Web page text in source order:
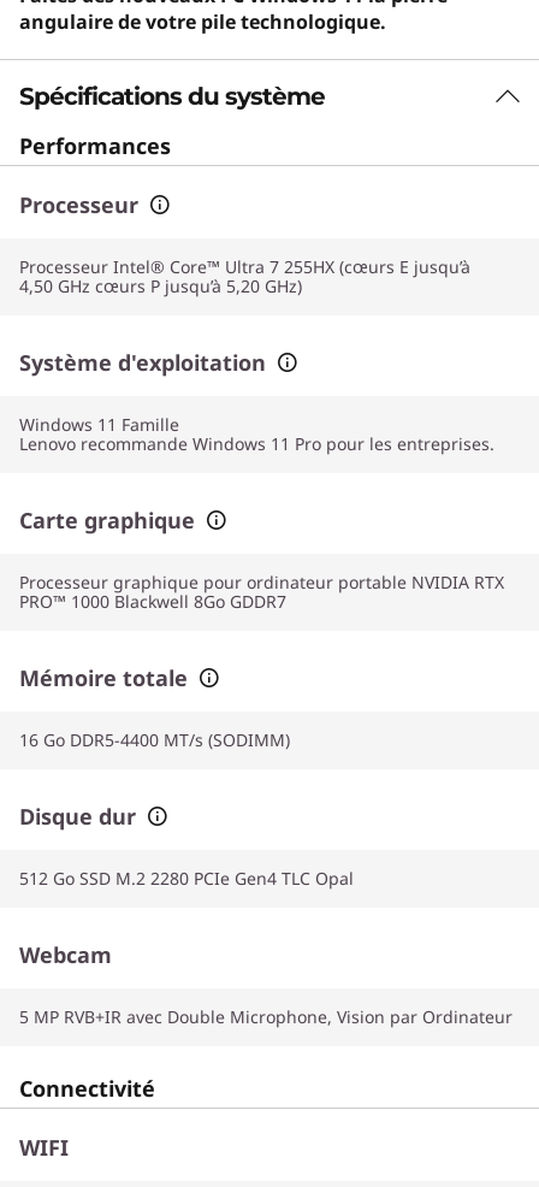
angulaire de votre pile technologique.
Spécifications du système
Performances
Processeur
Processeur Intel® Core™ Ultra 7 255HX (cœurs E jusqu’à
4,50 GHz cœurs P jusqu’à 5,20 GHz)
Système d'exploitation
Windows 11 Famille
Lenovo recommande Windows 11 Pro pour les entreprises.
Carte graphique
Processeur graphique pour ordinateur portable NVIDIA RTX
PRO™ 1000 Blackwell 8Go GDDR7
Mémoire totale
16 Go DDR5-4400 MT/s (SODIMM)
Disque dur
512 Go SSD M.2 2280 PCIe Gen4 TLC Opal
Webcam
5 MP RVB+IR avec Double Microphone, Vision par Ordinateur
Connectivité
WIFI